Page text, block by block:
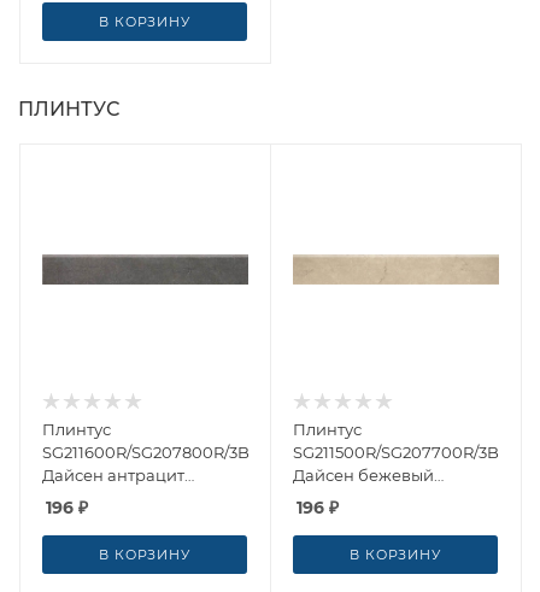
В КОРЗИНУ
ПЛИНТУС
Плинтус
SG211600R/SG207800R/3BT
Дайсен антрацит
обрезной 9.5x60 от
196 ₽
В КОРЗИНУ
Плинтус
SG211500R/SG207700R/3BT
Дайсен бежевый
обрезной 9.5x60 от
196 ₽
В КОРЗИНУ